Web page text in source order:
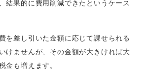
結果的に費用削減できたというケース
を差し引いた金額に応じて課せられる
けませんが、その金額が大きければ大
金も増えます。